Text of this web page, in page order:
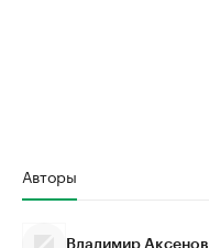
Авторы
Владимир Аксенов